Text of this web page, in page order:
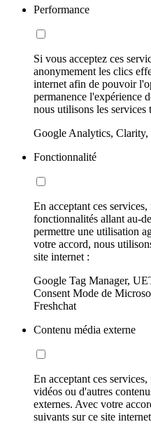
Performance
Si vous acceptez ces
anonymement les clics
internet afin de pouvoir
permanence l'expérience
nous utilisons les services
Google Analytics,
Fonctionnalité
En acceptant ces
fonctionnalités allant au-
permettre une utilisation
votre accord, nous
site internet :
Google Tag Manager,
Consent Mode de
Freshchat
Contenu média externe
En acceptant ces
vidéos ou d'autres
externes. Avec votre
suivants sur ce site